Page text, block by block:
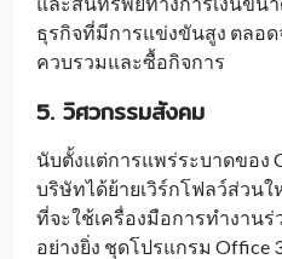
ธุรกิจที่มีการแข่งขันสูง ตลอ
ควบรวมและซื้อกิจการ
5. วิศวกรรมสังคม
นับตั้งแต่การแพร่ระบาดของ
บริษัทได้ย้ายเวิร์กโฟลว์ส่วน
ที่จะใช้เครื่องมือการทำงาน
อย่างยิ่ง ชุดโปรแกรม Office